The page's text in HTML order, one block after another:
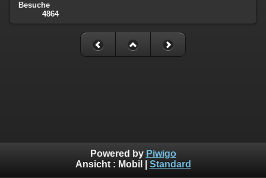
Besuche
4864
Powered by Piwigo
Ansicht : Mobil Standard